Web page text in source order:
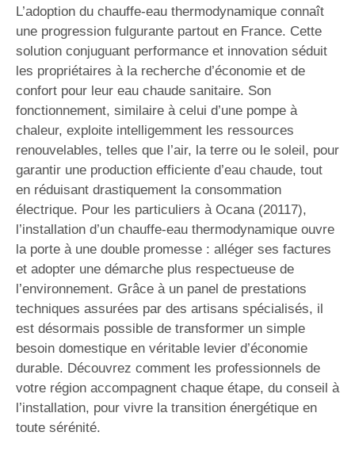
L’adoption du chauffe-eau thermodynamique connaît
une progression fulgurante partout en France. Cette
solution conjuguant performance et innovation séduit
les propriétaires à la recherche d’économie et de
confort pour leur eau chaude sanitaire. Son
fonctionnement, similaire à celui d’une pompe à
chaleur, exploite intelligemment les ressources
renouvelables, telles que l’air, la terre ou le soleil, pour
garantir une production efficiente d’eau chaude, tout
en réduisant drastiquement la consommation
électrique. Pour les particuliers à Ocana (20117),
l’installation d’un chauffe-eau thermodynamique ouvre
la porte à une double promesse : alléger ses factures
et adopter une démarche plus respectueuse de
l’environnement. Grâce à un panel de prestations
techniques assurées par des artisans spécialisés, il
est désormais possible de transformer un simple
besoin domestique en véritable levier d’économie
durable. Découvrez comment les professionnels de
votre région accompagnent chaque étape, du conseil à
l’installation, pour vivre la transition énergétique en
toute sérénité.